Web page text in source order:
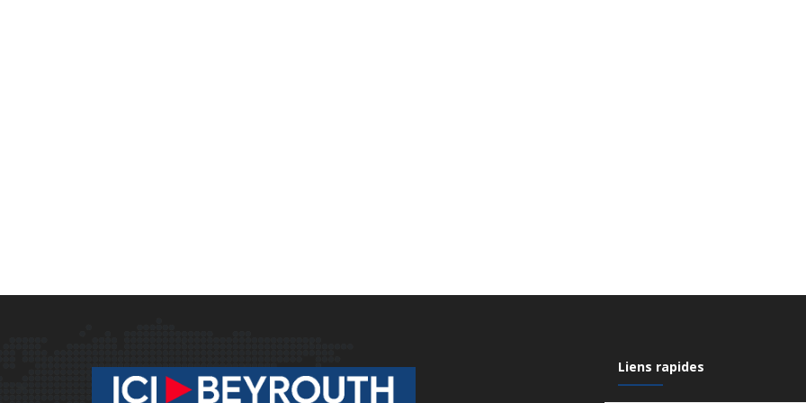
Liens rapides